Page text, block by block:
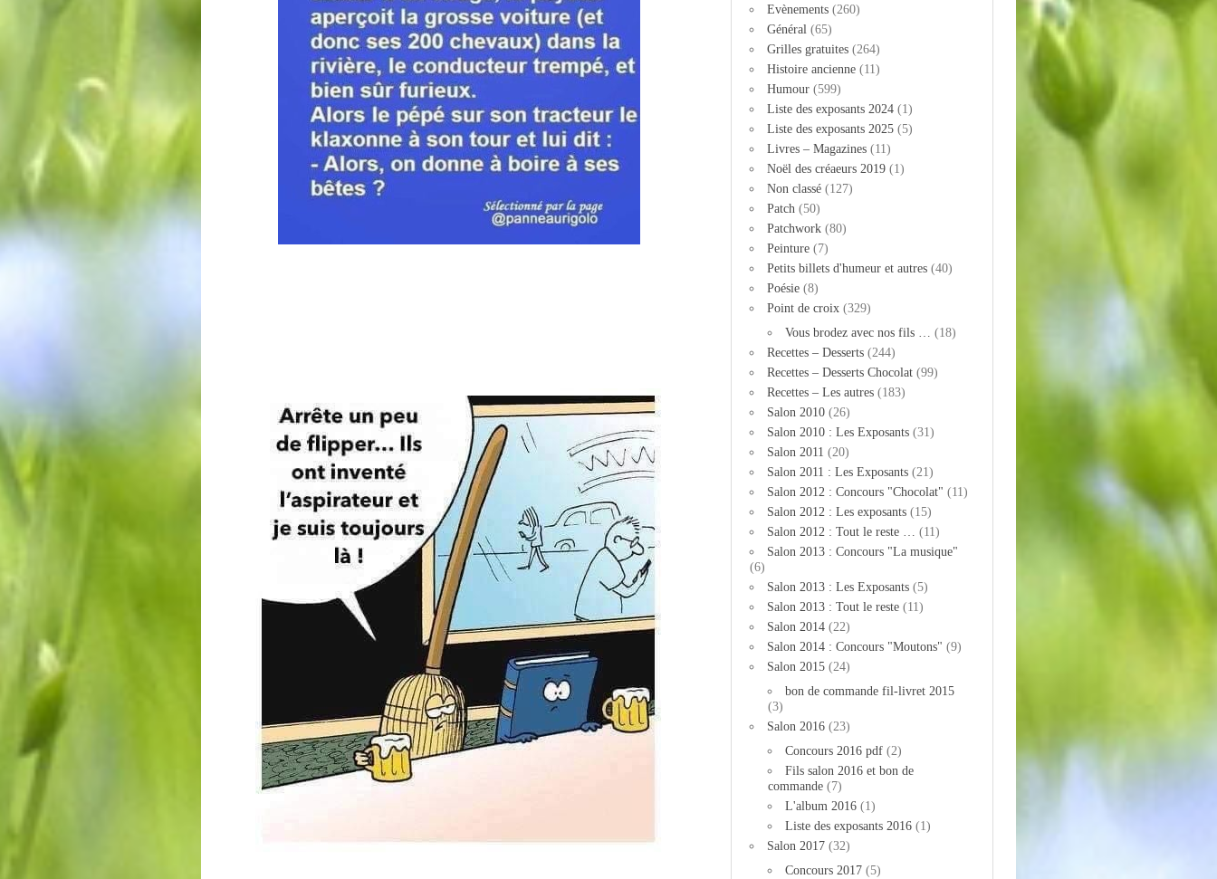
Evènements (260)
Général (65)
Grilles gratuites (264)
Histoire ancienne (11)
Humour (599)
Liste des exposants 2024 (1)
Liste des exposants 2025 (5)
Livres – Magazines (11)
Noël des créaeurs 2019 (1)
Non classé (127)
Patch (50)
Patchwork (80)
Peinture (7)
Petits billets d'humeur et autres (40)
Poésie (8)
Point de croix (329)
Vous brodez avec nos fils …
(18)
Recettes – Desserts (244)
Recettes – Desserts Chocolat (99)
Recettes – Les autres (183)
Salon 2010 (26)
Salon 2010 : Les Exposants (31)
Salon 2011 (20)
Salon 2011 : Les Exposants (21)
Salon 2012 : Concours "Chocolat" (11)
Salon 2012 : Les exposants (15)
Salon 2012 : Tout le reste …
(11)
Salon 2013 : Concours "La musique"
(6)
Salon 2013 : Les Exposants (5)
Salon 2013 : Tout le reste (11)
Salon 2014 (22)
Salon 2014 : Concours "Moutons" (9)
Salon 2015 (24)
bon de commande fil-livret 2015
(3)
Salon 2016 (23)
Concours 2016 pdf (2)
Fils salon 2016 et bon de
commande (7)
L'album 2016 (1)
Liste des exposants 2016 (1)
Salon 2017 (32)
Concours 2017 (5)